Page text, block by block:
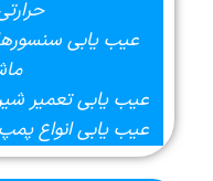
عیب یابی
عیب یابی تعمیر
عیب یابی انواع